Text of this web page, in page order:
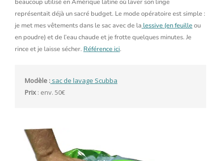
beaucoup utilisé en Amérique latine où laver son linge
représentait déjà un sacré budget. Le mode opératoire est simple :
je met mes vêtements dans le sac avec de la lessive (en feuilleou
en poudre) et de l’eau chaude et je frotte quelques minutes. Je
rince et je laisse sécher. Référence ici.
Modèle : sac de lavage Scubba
Prix : env. 50€